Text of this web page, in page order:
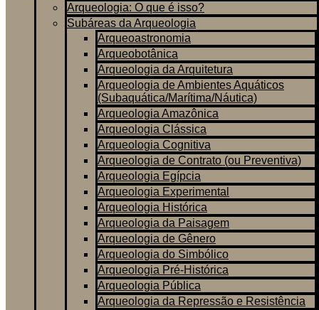
Arqueologia: O que é isso?
Subáreas da Arqueologia
Arqueoastronomia
Arqueobotânica
Arqueologia da Arquitetura
Arqueologia de Ambientes Aquáticos
(Subaquática/Marítima/Náutica)
Arqueologia Amazônica
Arqueologia Clássica
Arqueologia Cognitiva
Arqueologia de Contrato (ou Preventiva)
Arqueologia Egípcia
Arqueologia Experimental
Arqueologia Histórica
Arqueologia da Paisagem
Arqueologia de Gênero
Arqueologia do Simbólico
Arqueologia Pré-Histórica
Arqueologia Pública
Arqueologia da Repressão e Resistência